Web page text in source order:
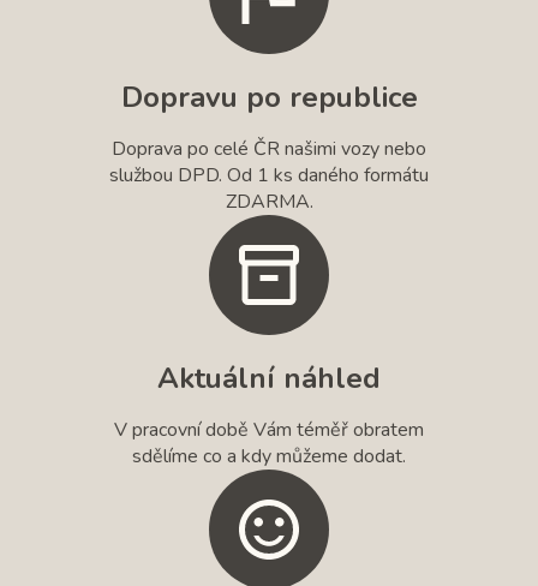
Dopravu po republice
Doprava po celé ČR našimi vozy nebo
službou DPD. Od 1 ks daného formátu
ZDARMA.
Aktuální náhled
V pracovní době Vám téměř obratem
sdělíme co a kdy můžeme dodat.